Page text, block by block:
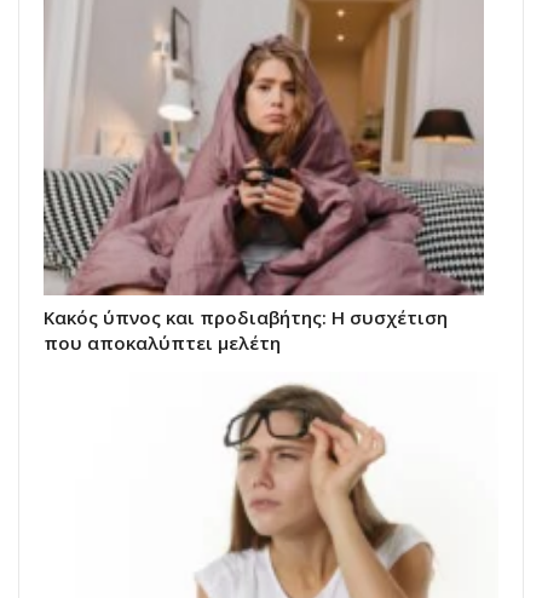
Κακός ύπνος και προδιαβήτης: Η συσχέτιση
που αποκαλύπτει μελέτη